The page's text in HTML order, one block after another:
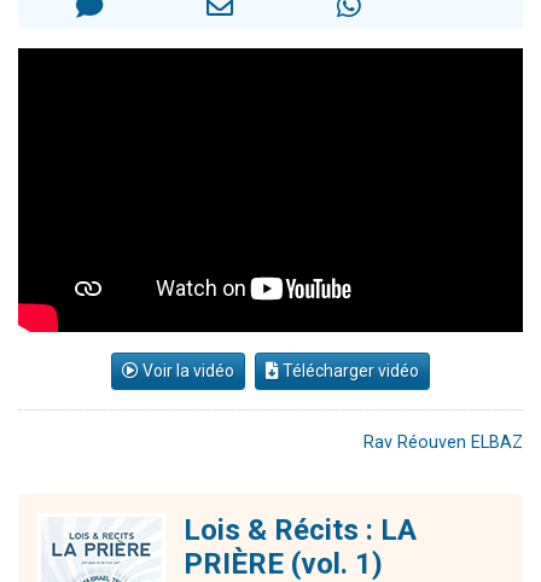
Il reste 49 places pour étudier en groupe sur Zoom
Voir la vidéo Télécharger vidéo
Rav Réouven ELBAZ
Lois & Récits : LA
PRIÈRE (vol. 1)